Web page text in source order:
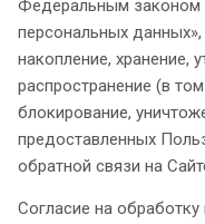
Федеральным законом
персональных
накопление, хранение,
распространение (в
блокирование,
предоставленных
обратной связи на
Согласие на